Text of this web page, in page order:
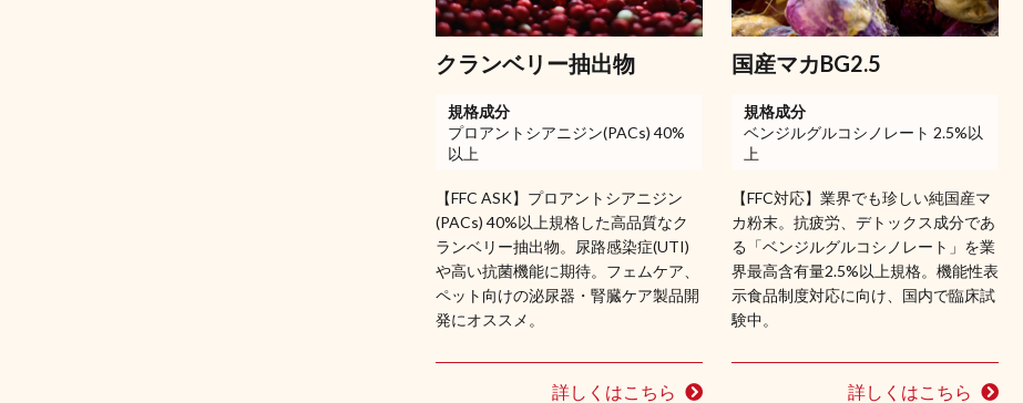
クランベリー抽出物
規格成分
プロアントシアニジン(PACs) 40%
以上
【FFC ASK】プロアントシアニジン
(PACs) 40%以上規格した高品質なク
ランベリー抽出物。尿路感染症(UTI)
や高い抗菌機能に期待。フェムケア、
ペット向けの泌尿器・腎臓ケア製品開
発にオススメ。
詳しくはこちら
国産マカBG2.5
規格成分
ベンジルグルコシノレート 2.5%以
上
【FFC対応】業界でも珍しい純国産マ
カ粉末。抗疲労、デトックス成分であ
る「ベンジルグルコシノレート」を業
界最高含有量2.5%以上規格。機能性表
示食品制度対応に向け、国内で臨床試
験中。
詳しくはこちら